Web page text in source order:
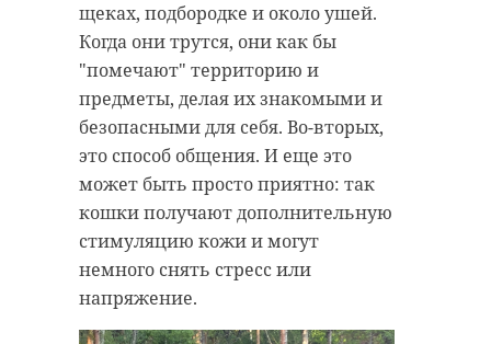
щеках, подбородке и около ушей.
Когда они трутся, они как бы
"помечают" территорию и
предметы, делая их знакомыми и
безопасными для себя. Во-вторых,
это способ общения. И еще это
может быть просто приятно: так
кошки получают дополнительную
стимуляцию кожи и могут
немного снять стресс или
напряжение.